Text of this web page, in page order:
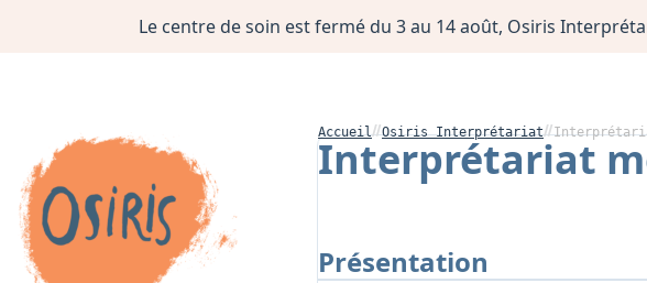
Le centre de soin est fermé du 3 au 14 août, Osiris
Accueil Osiris Interprétariat
Interprétariat
Présentation